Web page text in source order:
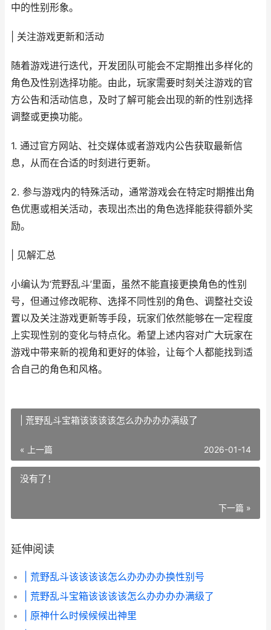
中的性别形象。
| 关注游戏更新和活动
随着游戏进行迭代，开发团队可能会不定期推出多样化的
角色及性别选择功能。由此，玩家需要时刻关注游戏的官
方公告和活动信息，及时了解可能会出现的新的性别选择
调整或更换功能。
1. 通过官方网站、社交媒体或者游戏内公告获取最新信
息，从而在合适的时刻进行更新。
2. 参与游戏内的特殊活动，通常游戏会在特定时期推出角
色优惠或相关活动，表现出杰出的角色选择能获得额外奖
励。
| 见解汇总
小编认为‘荒野乱斗’里面，虽然不能直接更换角色的性别
号，但通过修改昵称、选择不同性别的角色、调整社交设
置以及关注游戏更新等手段，玩家们依然能够在一定程度
上实现性别的变化与特点化。希望上述内容对广大玩家在
游戏中带来新的视角和更好的体验，让每个人都能找到适
合自己的角色和风格。
| 荒野乱斗宝箱该该该该怎么办办办办满级了
« 上一篇 2026-01-14
没有了！
下一篇 »
延伸阅读
| 荒野乱斗该该该该怎么办办办办换性别号
| 荒野乱斗宝箱该该该该怎么办办办办满级了
| 原神什么时候候候出神里